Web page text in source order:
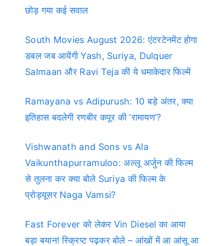
छोड़ गया कई सवाल
South Movies August 2026: एंटरटेनमेंट होगा
डबल जब आयेंगी Yash, Suriya, Dulquer
Salmaan और Ravi Teja की ये धमाकेदार फिल्में
Ramayana vs Adipurush: 10 बड़े अंतर, क्या
इतिहास बदलेगी रणबीर कपूर की ‘रामायण’?
Vishwanath and Sons vs Ala
Vaikunthapurramuloo: अल्लू अर्जुन की फिल्म
से तुलना कर क्या बोले Suriya की फिल्म के
प्रोड्यूसर Naga Vamsi?
Fast Forever को लेकर Vin Diesel का आया
बड़ा बयान! स्क्रिप्ट पढ़कर बोले – आंखों में आ आंसू आ